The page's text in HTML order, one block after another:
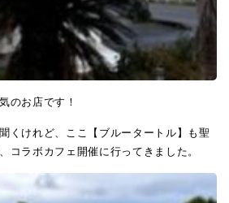
のお店です！
くけれど、ここ【ブルータートル】も聖
コラボカフェ開催に行ってきました。